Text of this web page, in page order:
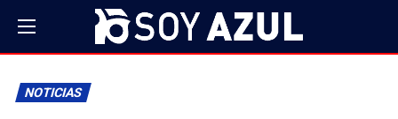
NOTICIAS